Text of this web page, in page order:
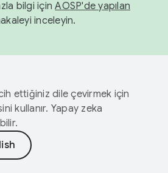
bilgi içinAOSP'de yapılan
inceleyin.
ettiğiniz dile çevirmek için
kullanır. Yapay zeka